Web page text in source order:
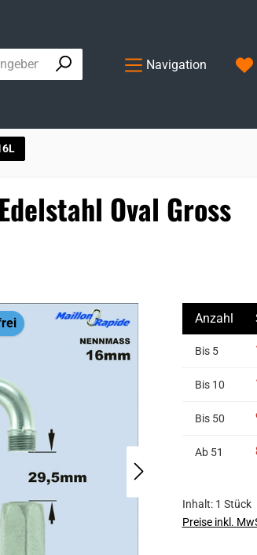
Navigation
Oval Gross
Anzahl
Bis 5
Bis 10
Bis 50
Ab 51
Inhalt: 1 Stück
Preise inkl.